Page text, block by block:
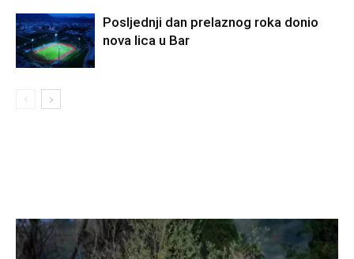
Posljednji dan prelaznog roka donio
nova lica u Bar